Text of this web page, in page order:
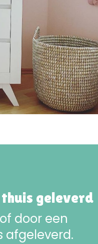
geleverd
door een
afgeleverd.